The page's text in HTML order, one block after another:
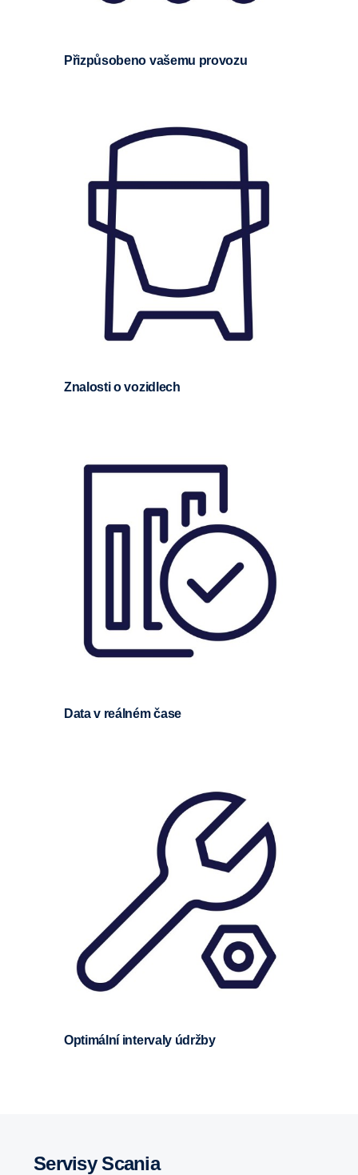
Přizpůsobeno vašemu provozu
Znalosti o vozidlech
Data v reálném čase
Optimální intervaly údržby
Servisy Scania